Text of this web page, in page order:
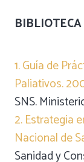
BIBLIOTECA
1. Guía de
Paliativos.
SNS.
2. Estrategia
Nacional de
Sanidad y